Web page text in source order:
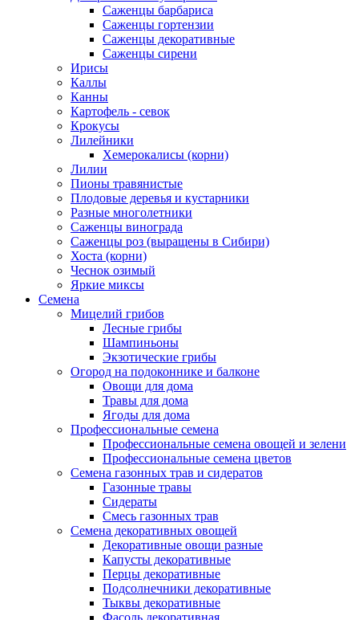
Саженцы барбариса
Саженцы гортензии
Саженцы декоративные
Саженцы сирени
Ирисы
Каллы
Канны
Картофель - севок
Крокусы
Лилейники
Хемерокалисы (корни)
Лилии
Пионы травянистые
Плодовые деревья и кустарники
Разные многолетники
Саженцы винограда
Саженцы роз (выращены в Сибири)
Хоста (корни)
Чеснок озимый
Яркие миксы
Семена
Мицелий грибов
Лесные грибы
Шампиньоны
Экзотические грибы
Огород на подоконнике и балконе
Овощи для дома
Травы для дома
Ягоды для дома
Профессиональные семена
Профессиональные семена овощей и зелени
Профессиональные семена цветов
Семена газонных трав и сидератов
Газонные травы
Сидераты
Смесь газонных трав
Семена декоративных овощей
Декоративные овощи разные
Капусты декоративные
Перцы декоративные
Подсолнечники декоративные
Тыквы декоративные
Фасоль декоративная